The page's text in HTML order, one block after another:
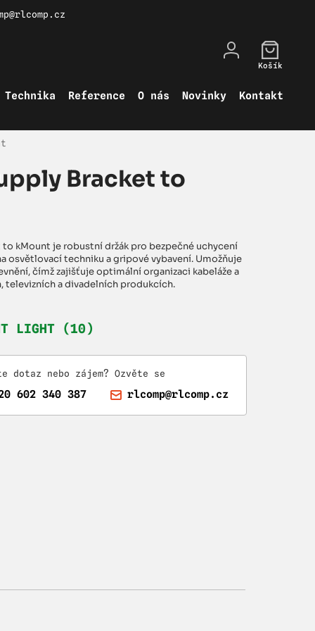
Technika Reference O nás Novinky Kontakt
Košík
Bracket to
to kMount je robustní držák pro bezpečné uchycení
osvětlovací techniku a gripové vybavení. Umožňuje
čímž zajišťuje optimální organizaci kabeláže a
televizních a divadelních produkcích.
LIGHT (10)
dotaz nebo zájem? Ozvěte se
602 340 387 rlcomp@rlcomp.cz